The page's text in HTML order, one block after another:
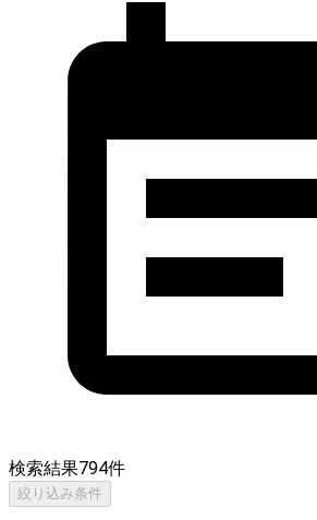
検索結果794件
絞り込み条件